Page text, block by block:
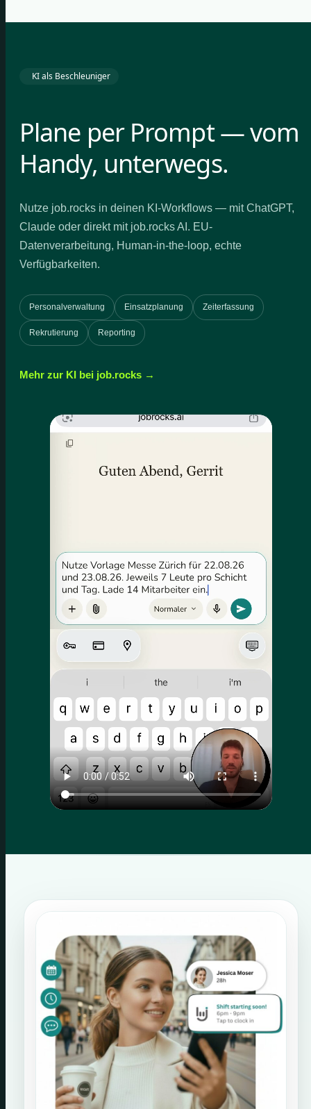
KI als Beschleuniger
Plane per Prompt — vom
Handy, unterwegs.
Nutze job.rocks in deinen KI-Workflows — mit ChatGPT,
Claude oder direkt mit job.rocks AI. EU-
Datenverarbeitung, Human-in-the-loop, echte
Verfügbarkeiten.
Personalverwaltung Einsatzplanung Zeiterfassung
Rekrutierung Reporting
Mehr zur KI bei job.rocks →